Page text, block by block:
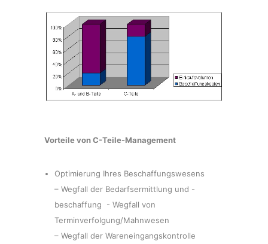
Vorteile von C-Teile-Management
Optimierung Ihres Beschaffungswesens
– Wegfall der Bedarfsermittlung und -
beschaffung - Wegfall von
Terminverfolgung/Mahnwesen
– Wegfall der Wareneingangskontrolle